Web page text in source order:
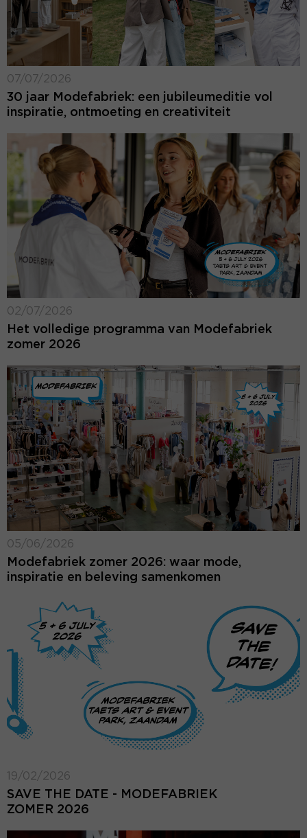
07/07/2026
30 jaar Modefabriek: een jubileumeditie vol
inspiratie, ontmoeting en creativiteit
02/07/2026
Het volledige programma van Modefabriek
zomer 2026
05/06/2026
Modefabriek zomer 2026: waar mode,
inspiratie en beleving samenkomen
19/02/2026
SAVE THE DATE - MODEFABRIEK
ZOMER 2026